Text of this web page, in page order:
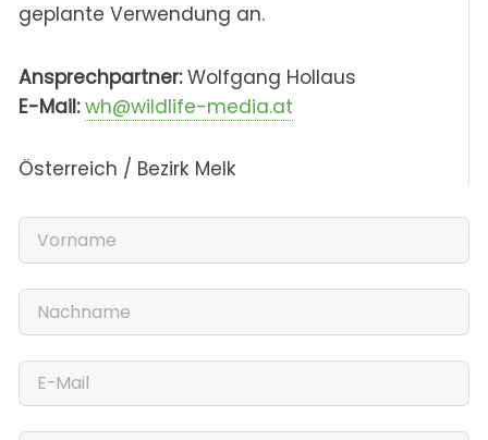
geplante Verwendung an.
Ansprechpartner:Wolfgang Hollaus
E-Mail: wh@wildlife-media.at
Österreich / Bezirk Melk